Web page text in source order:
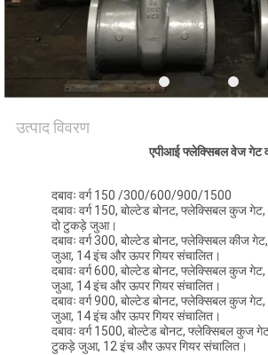
साइटमैप
PRIVACY
POLICY
उत्पाद विवरण
एपीआई फ्लेक्सिबल वेज गेट
दबावः वर्ग 150 /300/600/900/1500
दबावः वर्ग 150, बोल्टेड बोनट, फ्लेक्सिबल कुज
दो टुकड़े जुआ।
दबावः वर्ग 300, बोल्टेड बोनट, फ्लेक्सिबल कीज
जुआ, 14 इंच और ऊपर गियर संचालित।
दबावः वर्ग 600, बोल्टेड बोनट, फ्लेक्सिबल कुज
जुआ, 14 इंच और ऊपर गियर संचालित।
दबावः वर्ग 900, बोल्टेड बोनट, फ्लेक्सिबल कुज
जुआ, 14 इंच और ऊपर गियर संचालित।
दबावः वर्ग 1500, बोल्टेड बोनट, फ्लेक्सिबल कुज
टुकड़े जुआ, 12 इंच और ऊपर गियर संचालित।